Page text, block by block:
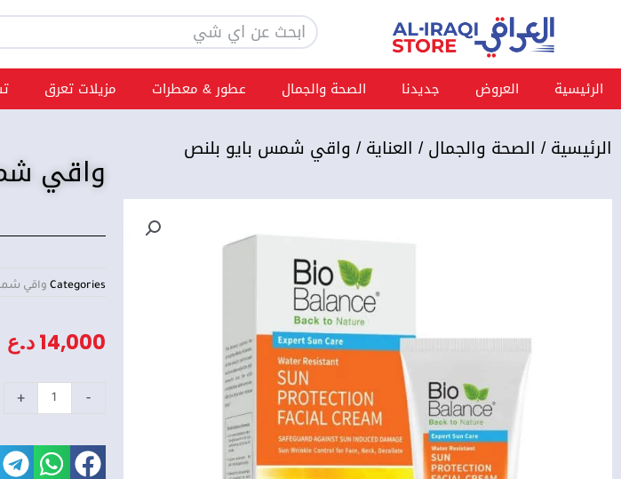
Search
الرئيسية العروض جديدنا الصحة والجمال عطور & معطرات مزيلات تعرق
الرئيسية/ الصحة والجمال/ العناية/ واقي شمس بايو بلنص واقي
Categories واقي
14,000د.ع
-
بايو
+